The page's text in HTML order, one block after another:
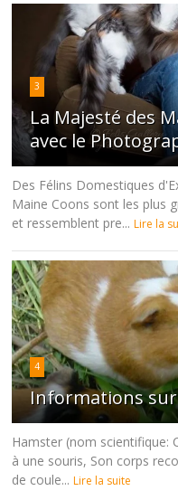
3
La Majesté des
avec le
Des Félins Domestiques
Maine Coons sont les plus
et ressemblent pre... Lire la
4
Informations
Hamster (nom scientifique:
à une souris, Son corps
de coule... Lire la suite